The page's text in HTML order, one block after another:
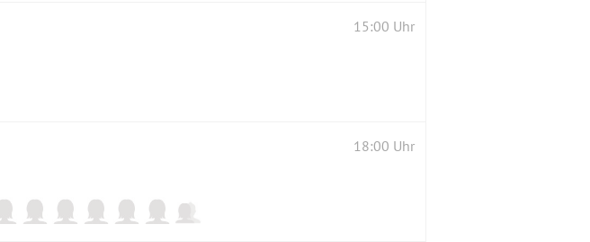
15:00 Uhr
18:00 Uhr